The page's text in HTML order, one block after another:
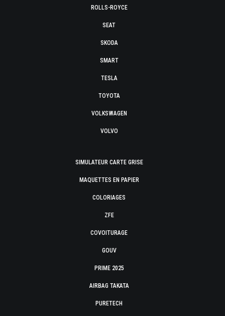
ROLLS-ROYCE
SEAT
SKODA
SMART
TESLA
TOYOTA
VOLKSWAGEN
VOLVO
SIMULATEUR CARTE GRISE
MAQUETTES EN PAPIER
COLORIAGES
ZFE
COVOITURAGE
GOUV
PRIME 2025
AIRBAG TAKATA
PURETECH